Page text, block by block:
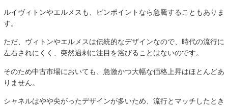
ルイヴィトンやエルメスも、ピンポイントなら急騰することもありま
す。
ただ、ヴィトンやエルメスは伝統的なデザインなので、時代の流行に
左右されにくく、突然過剰に注目を浴びることはないのです。
そのため中古市場においても、急激かつ大幅な価格上昇はほとんどあ
りません。
シャネルはやや尖がったデザインが多いため、流行とマッチしたとき